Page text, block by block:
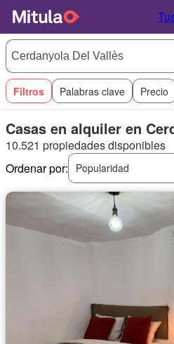
Filtros Palabras clave Precio
Casas en alquiler en
10.521 propiedades disponibles
Ordenar por:
Popularidad